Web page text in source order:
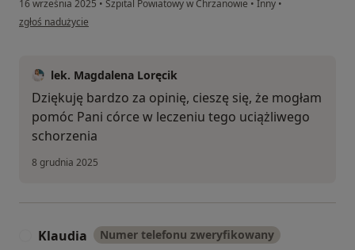
16 września 2025 • Szpital Powiatowy w Chrzanowie • Inny •
w opinii użytkownika Katarzyna
zgłoś nadużycie
lek. Magdalena Loręcik
Dziękuję bardzo za opinię, cieszę się, że mogłam
pomóc Pani córce w leczeniu tego uciążliwego
schorzenia
8 grudnia 2025
Klaudia Numer telefonu zweryfikowany